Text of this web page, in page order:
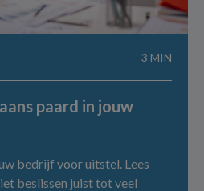
3 MIN
paard in jouw
bedrijf voor uitstel. Lees
beslissen juist tot veel